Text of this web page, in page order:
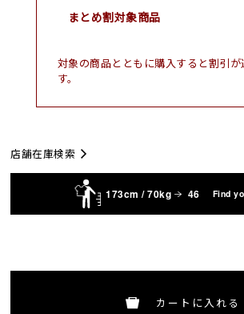
まとめ割対象商品
対象の商品とともに購入すると割引が
す。
店舗在庫検索
173cm / 70kg 46 Find
カートに入れる